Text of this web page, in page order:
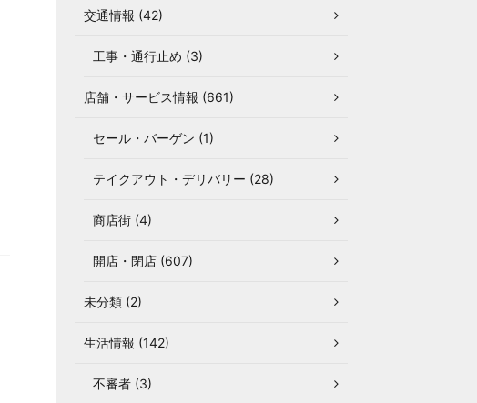
交通情報 (42)
工事・通行止め (3)
店舗・サービス情報 (661)
セール・バーゲン (1)
テイクアウト・デリバリー (28)
商店街 (4)
開店・閉店 (607)
未分類 (2)
生活情報 (142)
不審者 (3)